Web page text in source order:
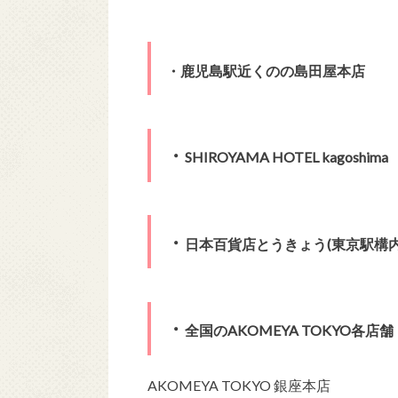
・鹿児島駅近くのの島田屋本店
・ SHIROYAMA HOTEL kagoshima
・ 日本百貨店とうきょう(東京駅構
・ 全国のAKOMEYA TOKYO各店舗
AKOMEYA TOKYO 銀座本店